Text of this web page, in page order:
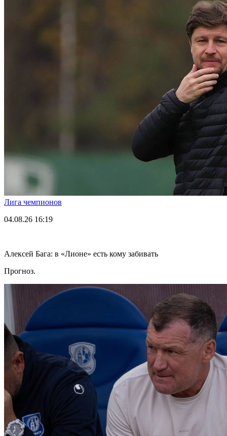
Лига чемпионов
04.08.26 16:19
Алексей Бага: в «Лионе» есть кому забивать
Прогноз.